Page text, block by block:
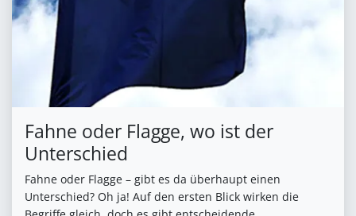
Fahne oder Flagge, wo ist der
Unterschied
Fahne oder Flagge – gibt es da überhaupt einen
Unterschied? Oh ja! Auf den ersten Blick wirken die